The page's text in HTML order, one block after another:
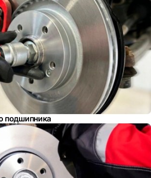
подшипника